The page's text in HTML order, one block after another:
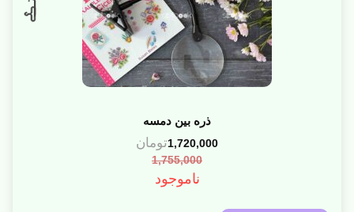
ذره بین دمسه
1,755,000
1,720,000تومان
ناموجود